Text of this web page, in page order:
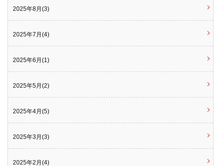
2025年8月(3)
2025年7月(4)
2025年6月(1)
2025年5月(2)
2025年4月(5)
2025年3月(3)
2025年2月(4)